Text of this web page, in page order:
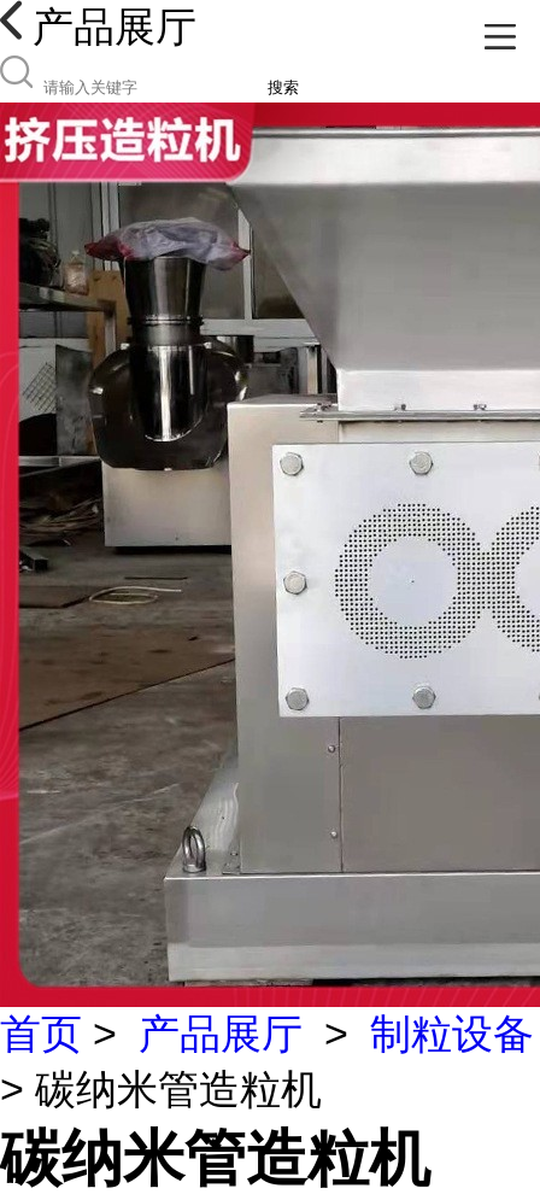
产品展厅
搜索
首页 > 产品展厅 > 制粒设备
> 碳纳米管造粒机
碳纳米管造粒机